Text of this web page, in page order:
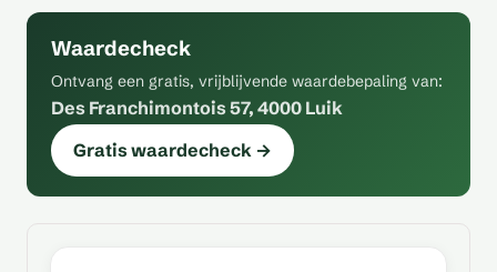
Waardecheck
Ontvang een gratis, vrijblijvende waardebepaling van:
Des Franchimontois 57, 4000 Luik
Gratis waardecheck →